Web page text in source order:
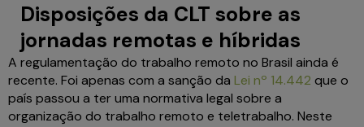
Disposições da CLT sobre as
jornadas remotas e híbridas
A regulamentação do trabalho remoto no Brasil ainda é
recente. Foi apenas com a sanção da Lei nº 14.442 que o
país passou a ter uma normativa legal sobre a
organização do trabalho remoto e teletrabalho. Neste